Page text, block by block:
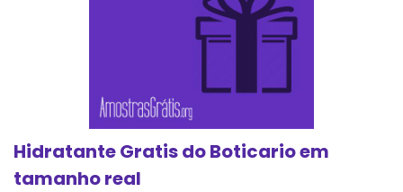
Hidratante Gratis do Boticario em
tamanho real